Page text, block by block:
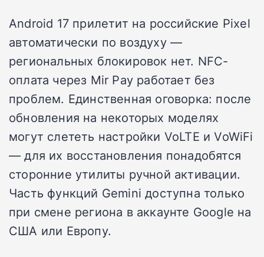
Android 17 прилетит на российские Pixel
автоматически по воздуху —
региональных блокировок нет. NFC-
оплата через Mir Pay работает без
проблем. Единственная оговорка: после
обновления на некоторых моделях
могут слететь настройки VoLTE и VoWiFi
— для их восстановления понадобятся
сторонние утилиты ручной активации.
Часть функций Gemini доступна только
при смене региона в аккаунте Google на
США или Европу.